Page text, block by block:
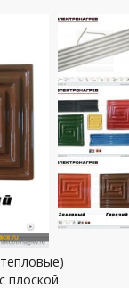
плоской